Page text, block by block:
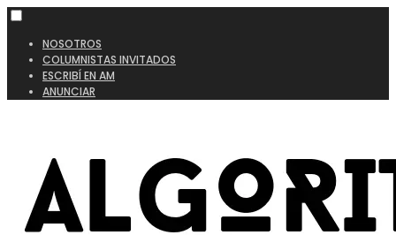
NOSOTROS
COLUMNISTAS INVITADOS
ESCRIBÍ EN AM
ANUNCIAR